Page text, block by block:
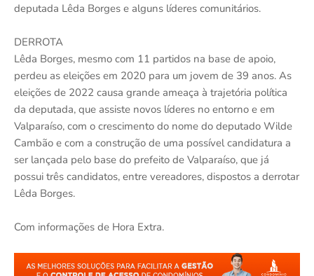
deputada Lêda Borges e alguns líderes comunitários.
DERROTA
Lêda Borges, mesmo com 11 partidos na base de apoio,
perdeu as eleições em 2020 para um jovem de 39 anos. As
eleições de 2022 causa grande ameaça à trajetória política
da deputada, que assiste novos líderes no entorno e em
Valparaíso, com o crescimento do nome do deputado Wilde
Cambão e com a construção de uma possível candidatura a
ser lançada pelo base do prefeito de Valparaíso, que já
possui três candidatos, entre vereadores, dispostos a derrotar
Lêda Borges.
Com informações de Hora Extra.